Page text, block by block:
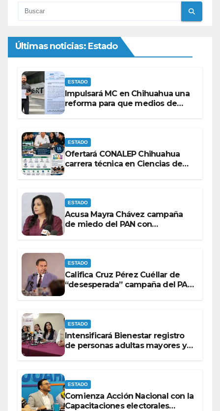
Últimas noticias: Estado
ESTADO
Impulsará MC en Chihuahua una
reforma para que medios de
ESTADO
Ofertará CONALEP Chihuahua
carrera técnica en Ciencias de
ESTADO
Acusa Mayra Chávez campaña
de miedo del PAN con
ESTADO
Califica Cruz Pérez Cuéllar de
“desesperada” campaña del PAN
ESTADO
Intensificará Bienestar registro
de personas adultas mayores y
ESTADO
Comienza Acción Nacional con la
Capacitaciones electorales